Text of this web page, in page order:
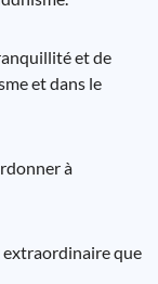
et de
et dans le
à
que